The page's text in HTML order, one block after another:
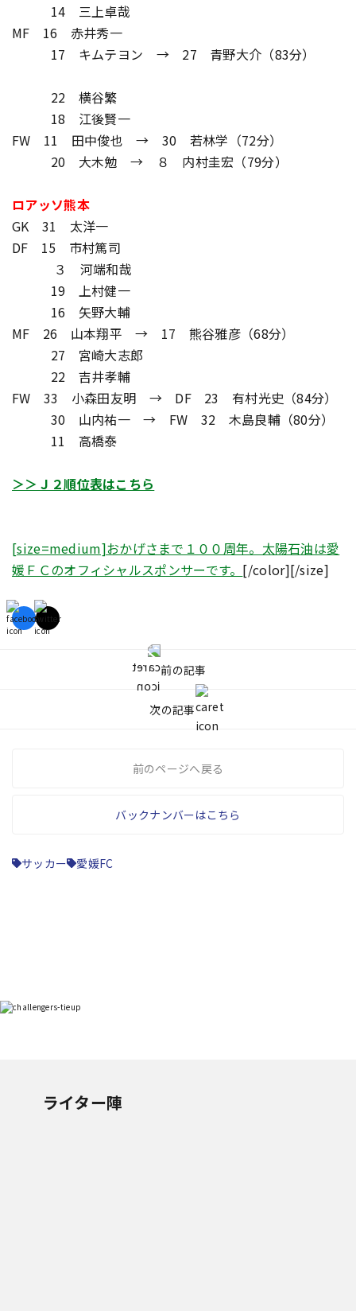
14 三上卓哉
MF 16 赤井秀一
17 キムテヨン → 27 青野大介（83分）
22 横谷繁
18 江後賢一
FW 11 田中俊也 → 30 若林学（72分）
20 大木勉 → ８ 内村圭宏（79分）
ロアッソ熊本
GK 31 太洋一
DF 15 市村篤司
３ 河端和哉
19 上村健一
16 矢野大輔
MF 26 山本翔平 → 17 熊谷雅彦（68分）
27 宮崎大志郎
22 吉井孝輔
FW 33 小森田友明 → DF 23 有村光史（84分）
30 山内祐一 → FW 32 木島良輔（80分）
11 高橋泰
＞＞Ｊ２順位表はこちら
[size=medium]おかげさまで１００周年。太陽石油は愛
媛ＦＣのオフィシャルスポンサーです。 [/color][/size]
前の記事
次の記事
前のページへ戻る
バックナンバーはこちら
サッカー 愛媛FC
ライター陣